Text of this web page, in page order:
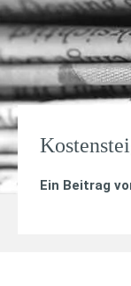
Ein Beitrag